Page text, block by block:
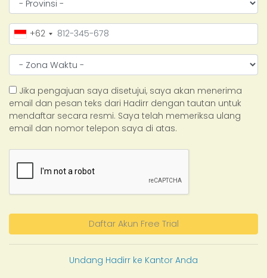
+62
Jika pengajuan saya disetujui, saya akan menerima
email dan pesan teks dari Hadirr dengan tautan untuk
mendaftar secara resmi. Saya telah memeriksa ulang
email dan nomor telepon saya di atas.
Daftar Akun Free Trial
Undang Hadirr ke Kantor Anda